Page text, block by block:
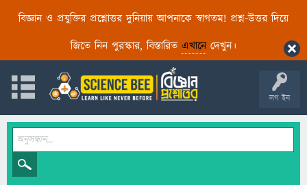
বিজ্ঞান ও প্রযুক্তির প্রশ্নোত্তর দুনিয়ায় আপনাকে স্বাগতম! প্রশ্ন-উত্তর দিয়ে
জিতে নিন পুরস্কার, বিস্তারিত এখানেদেখুন।
লগ ইন